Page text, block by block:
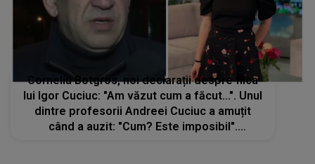
Corneliu Botgros, noi declarații despre fiica
lui Igor Cuciuc: "Am văzut cum a făcut...". Unul
dintre profesorii Andreei Cuciuc a amuțit
când a auzit: "Cum? Este imposibil".